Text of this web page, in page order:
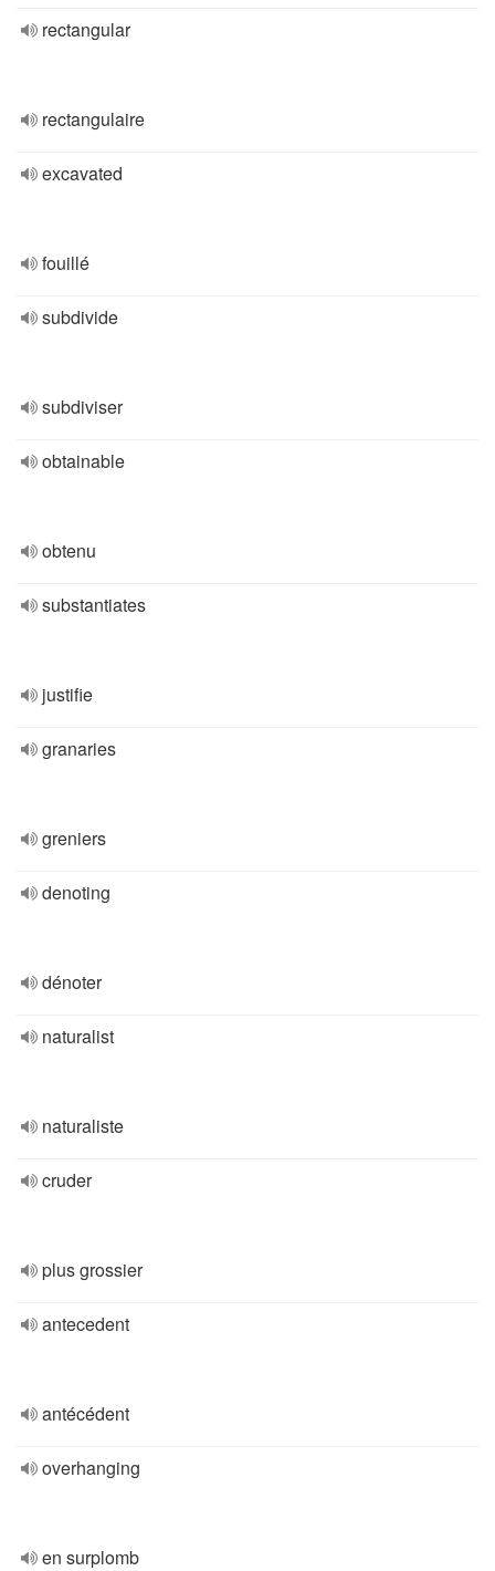
rectangular
rectangulaire
excavated
fouillé
subdivide
subdiviser
obtainable
obtenu
substantiates
justifie
granaries
greniers
denoting
dénoter
naturalist
naturaliste
cruder
plus grossier
antecedent
antécédent
overhanging
en surplomb